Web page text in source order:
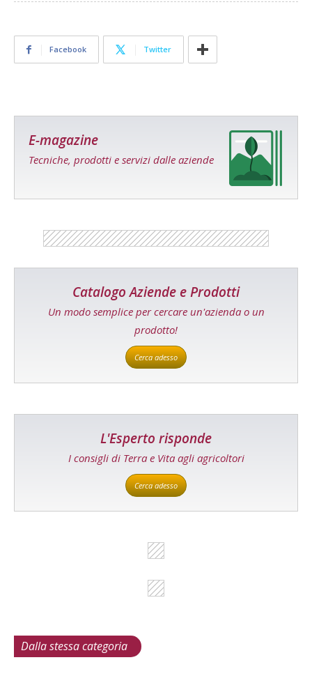
Facebook Twitter
E-magazine
Tecniche, prodotti e servizi dalle aziende
Catalogo Aziende e Prodotti
Un modo semplice per cercare un'azienda o un
prodotto!
Cerca adesso
L'Esperto risponde
I consigli di Terra e Vita agli agricoltori
Cerca adesso
Dalla stessa categoria